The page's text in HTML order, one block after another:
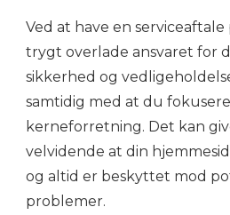
Ved at have en serviceaftale
trygt overlade ansvaret for
sikkerhed og
samtidig med at du
kerneforretning. Det kan
velvidende at din
og altid er beskyttet mod
problemer.